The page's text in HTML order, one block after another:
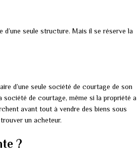
d’une seule structure. Mais il se réserve la
d’une seule société de courtage de son
de courtage, même si la propriété a
avant tout à vendre des biens sous
un acheteur.
?